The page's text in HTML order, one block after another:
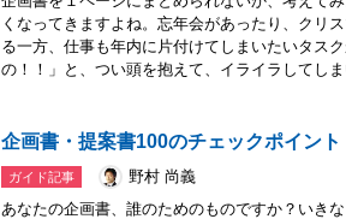
くなってきますよね。忘年会があったり、クリ
る一方、仕事も年内に片付けてしまいたいタス
の！！」と、つい頭を抱えて、イライラしてし
企画書・提案書100のチェックポイント
ガイド記事
野村 尚義
あなたの企画書、誰のためのものですか？いき